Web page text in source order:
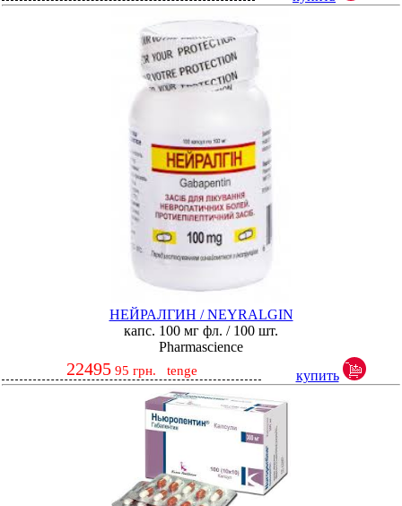
НЕЙРАЛГИН / NEYRALGIN
капс. 100 мг фл. / 100 шт.
Pharmascience
2249595 грн. tenge купить